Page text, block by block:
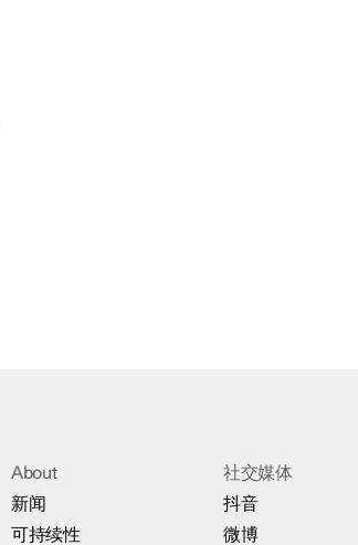
About
新闻
可持续性
社交媒体
抖音
微博